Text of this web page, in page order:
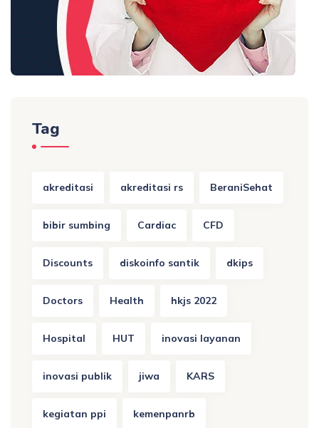
Tag
akreditasi akreditasi rs BeraniSehat
bibir sumbing Cardiac CFD
Discounts diskoinfo santik dkips
Doctors Health hkjs 2022
Hospital HUT inovasi layanan
inovasi publik jiwa KARS
kegiatan ppi kemenpanrb